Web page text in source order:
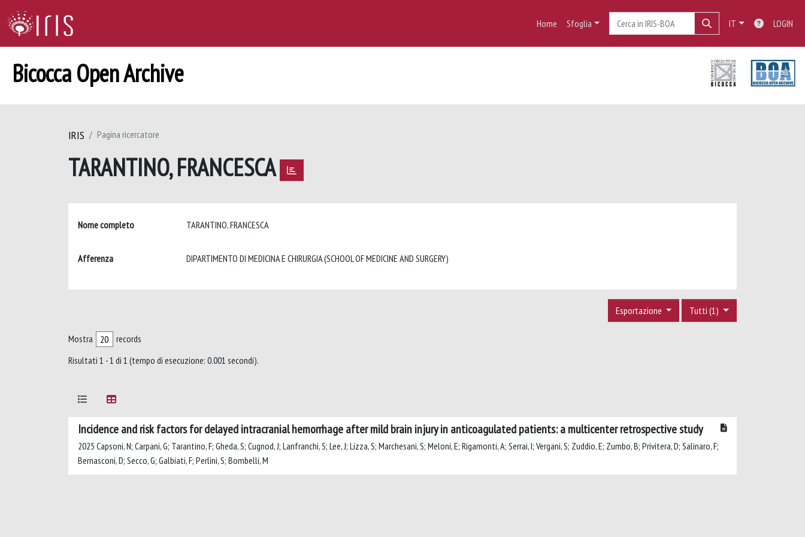
Home Sfoglia IT LOGIN
Bicocca Open Archive
IRIS Pagina ricercatore
TARANTINO, FRANCESCA
Nome completo TARANTINO, FRANCESCA
Afferenza DIPARTIMENTO DI MEDICINA E CHIRURGIA (SCHOOL OF MEDICINE AND SURGERY)
Tutti (1)
Esportazione
Mostra
records
Risultati 1 - 1 di 1 (tempo di esecuzione: 0.001 secondi).
Incidence and risk factors for delayed intracranial hemorrhage after mild brain injury in anticoagulated patients: a multicenter retrospective study
2025 Capsoni, N; Carpani, G; Tarantino, F; Gheda, S; Cugnod, J; Lanfranchi, S; Lee, J; Lizza, S; Marchesani, S; Meloni, E; Rigamonti, A; Serrai, I; Vergani, S; Zuddio, E; Zumbo, B; Privitera, D; Salinaro, F;
Bernasconi, D; Secco, G; Galbiati, F; Perlini, S; Bombelli, M